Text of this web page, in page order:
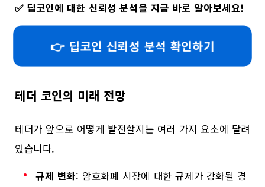
✅ 딥코인에 대한 신뢰성 분석을 지금 바로 알아보세요!
👉 딥코인 신뢰성 분석 확인하기
테더 코인의 미래 전망
테더가 앞으로 어떻게 발전할지는 여러 가지 요소에 달려
있습니다.
규제 변화: 암호화폐 시장에 대한 규제가 강화될 경